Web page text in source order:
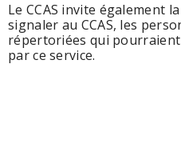
Le CCAS invite également
signaler au CCAS, les
répertoriées qui
par ce service.